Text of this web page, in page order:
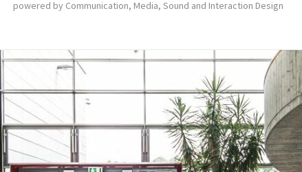
powered by Communication, Media, Sound and Interaction Design